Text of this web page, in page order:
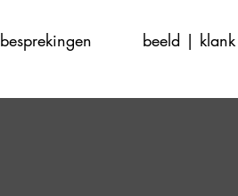
besprekingen beeld | klank